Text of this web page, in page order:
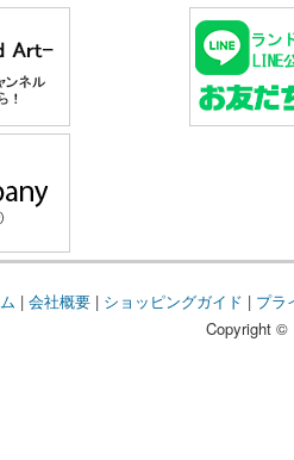
| 会社概要| ショッピングガイド | プラ
Copyright ©